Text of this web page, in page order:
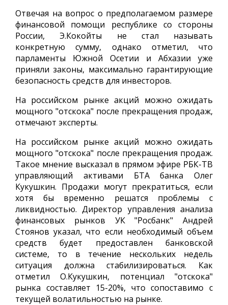
Отвечая на вопрос о предполагаемом размере
финансовой помощи республике со стороны
России, Э.Кокойты не стал называть
конкретную сумму, однако отметил, что
парламенты Южной Осетии и Абхазии уже
приняли законы, максимально гарантирующие
безопасность средств для инвесторов.
На российском рынке акций можно ожидать
мощного "отскока" после прекращения продаж,
отмечают эксперты.
На российском рынке акций можно ожидать
мощного "отскока" после прекращения продаж.
Такое мнение высказал в прямом эфире РБК-ТВ
управляющий активами БТА банка Олег
Кукушкин. Продажи могут прекратиться, если
хотя бы временно решатся проблемы с
ликвидностью. Директор управления анализа
финансовых рынков УК "Росбанк" Андрей
Стоянов указал, что если необходимый объем
средств будет предоставлен банковской
системе, то в течение нескольких недель
ситуация должна стабилизироваться. Как
отметил О.Кукушкин, потенциал "отскока"
рынка составляет 15-20%, что сопоставимо с
текущей волатильностью на рынке.